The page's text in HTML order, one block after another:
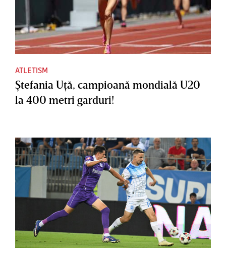
ATLETISM
Ştefania Uţă, campioană mondială U20
la 400 metri garduri!